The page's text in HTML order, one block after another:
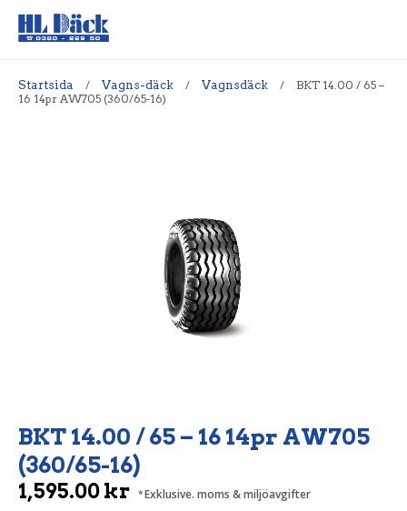
Startsida / Vagns-däck / Vagnsdäck /
BKT 14.00 / 65 –
16 14pr AW705 (360/65-16)
BKT 14.00 / 65 – 16 14pr AW705
(360/65-16)
1,595.00kr Exklusive. moms & miljöavgifter